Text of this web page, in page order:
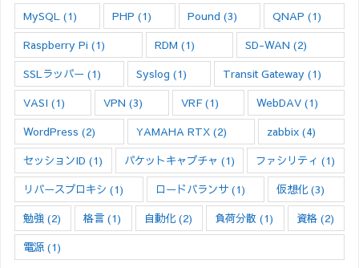
MySQL (1) PHP (1) Pound (3) QNAP (1)
Raspberry Pi (1) RDM (1) SD-WAN (2)
SSLラッパー (1) Syslog (1) Transit Gateway(1)
VASI (1) VPN (3) VRF(1) WebDAV (1)
WordPress (2) YAMAHA RTX(2) zabbix (4)
セッションID (1) パケットキャプチャ (1) ファシリティ (1)
リバースプロキシ (1) ロードバランサ(1) 仮想化 (3)
勉強 (2) 格言 (1) 自動化(2) 負荷分散 (1) 資格(2)
電源 (1)